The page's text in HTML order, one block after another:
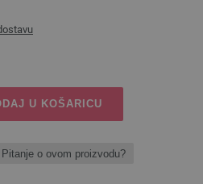
U KOŠARICU
Pitanje o ovom proizvodu?